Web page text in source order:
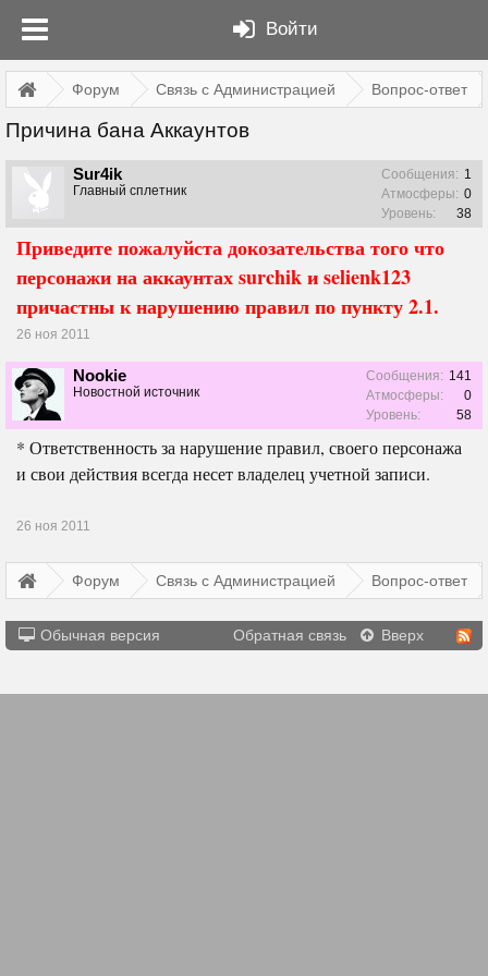
Войти
Форум Связь с Администрацией Вопрос-ответ
Причина бана Аккаунтов
Sur4ik
Главный сплетник
Сообщения: 1
Атмосферы: 0
Уровень:
38
Приведите пожалуйста докозательства того что
персонажи на аккаунтах surchik и selienk123
причастны к нарушению правил по пункту 2.1.
26 ноя 2011
Nookie
Новостной источник
Сообщения: 141
Атмосферы:
0
Уровень:
58
* Ответственность за нарушение правил, своего персонажа
и свои действия всегда несет владелец учетной записи.
26 ноя 2011
Форум Связь с Администрацией Вопрос-ответ
Обычная версия Обратная связь Вверх